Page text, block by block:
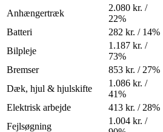
Anhængertræk
2.080 kr. /
22%
Batteri 282 kr. / 14%
Bilpleje
1.187 kr. /
73%
Bremser 853 kr. / 27%
Dæk, hjul & hjulskifte
1.086 kr. /
41%
Elektrisk arbejde 413 kr. / 28%
Fejlsøgning
1.004 kr. /